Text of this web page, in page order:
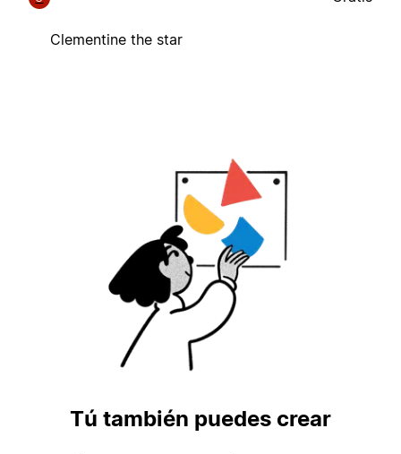
Clementine the star
Tú también puedes crear